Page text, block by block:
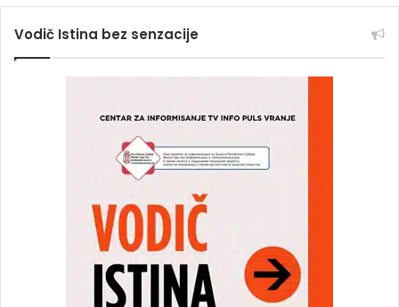
Vodič Istina bez senzacije